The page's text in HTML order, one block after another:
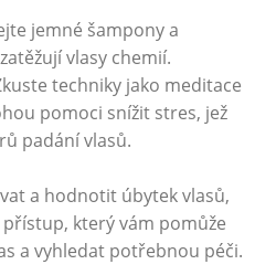
jemné šampony a
vlasy chemií.
techniky jako meditace
pomoci snížit stres, jež
padání vlasů.
a hodnotit úbytek vlasů,
který vám pomůže
a vyhledat potřebnou péči.